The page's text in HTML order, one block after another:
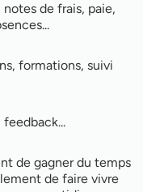
de frais, paie,
formations, suivi
de gagner du temps
de faire vivre